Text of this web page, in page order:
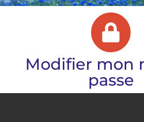
Modifier mon
passe